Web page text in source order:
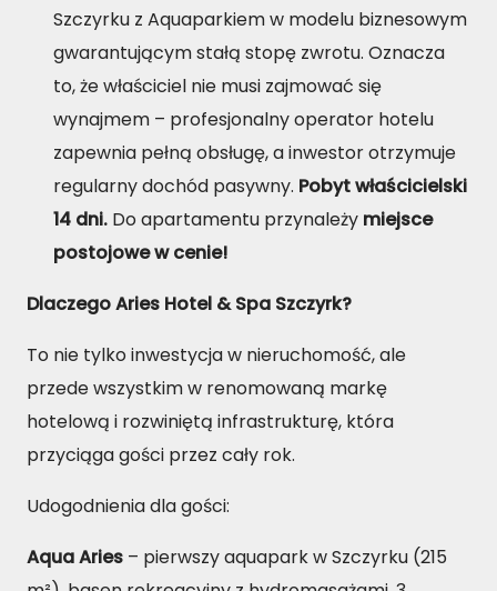
Szczyrku z Aquaparkiem w modelu biznesowym
gwarantującym stałą stopę zwrotu. Oznacza
to, że właściciel nie musi zajmować się
wynajmem – profesjonalny operator hotelu
zapewnia pełną obsługę, a inwestor otrzymuje
regularny dochód pasywny. Pobyt właścicielski
14 dni.Do apartamentu przynależy miejsce
postojowe w cenie!
Dlaczego Aries Hotel & Spa Szczyrk?
To nie tylko inwestycja w nieruchomość, ale
przede wszystkim w renomowaną markę
hotelową i rozwiniętą infrastrukturę, która
przyciąga gości przez cały rok.
Udogodnienia dla gości:
Aqua Aries – pierwszy aquapark w Szczyrku (215